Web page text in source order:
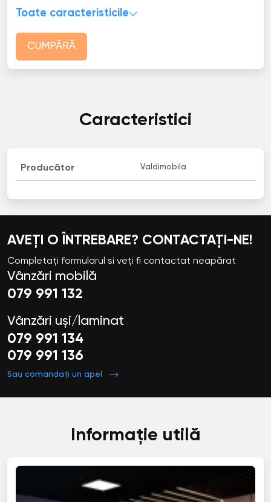
Toate caracteristicile
CUMPĂRĂ
Caracteristici
Producător Valdimobila
AVEȚI O ÎNTREBARE? CONTACTAȚI-NE!
Completați formularul si veți fi contactat neapărat
Vânzări mobilă
079 991 132
Vânzări uși/laminat
079 991 134
079 991 136
Sau comandați un apel
Informație utilă